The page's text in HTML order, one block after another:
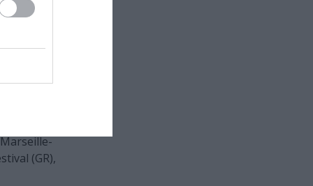
χώρο»
2014),
και στην
Peak
(GR),